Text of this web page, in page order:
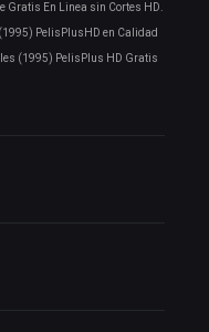
Gratis En Linea sin Cortes HD.
PelisPlusHD en Calidad
(1995) PelisPlus HD Gratis